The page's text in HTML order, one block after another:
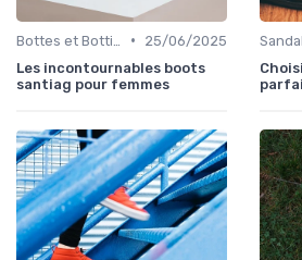
•
25/06/2025
Les incontournables boots
santiag pour femmes